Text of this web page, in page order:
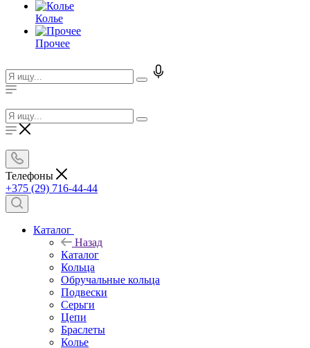
Колье
Прочее
Телефоны
+375 (29) 716-44-44
Каталог
Назад
Каталог
Кольца
Обручальные кольца
Подвески
Серьги
Цепи
Браслеты
Колье